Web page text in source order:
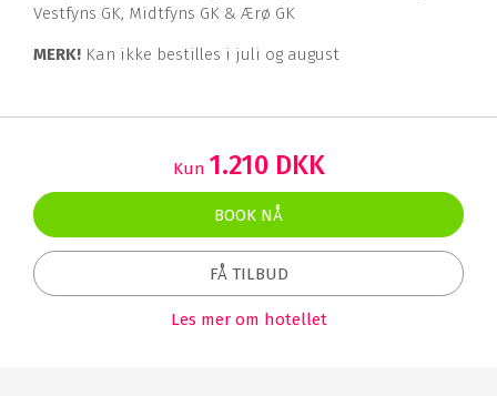
Vestfyns GK, Midtfyns GK & Ærø GK
MERK! Kan ikke bestilles i juli og august
Kun 1.210 DKK
BOOK NÅ
FÅ TILBUD
Les mer om hotellet